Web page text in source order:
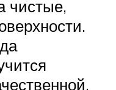
чистые,